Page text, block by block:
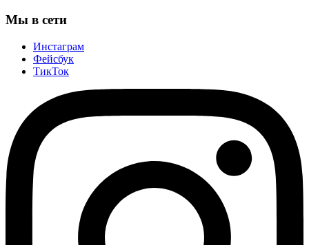
Мы в сети
Инстаграм
Фейсбук
ТикТок